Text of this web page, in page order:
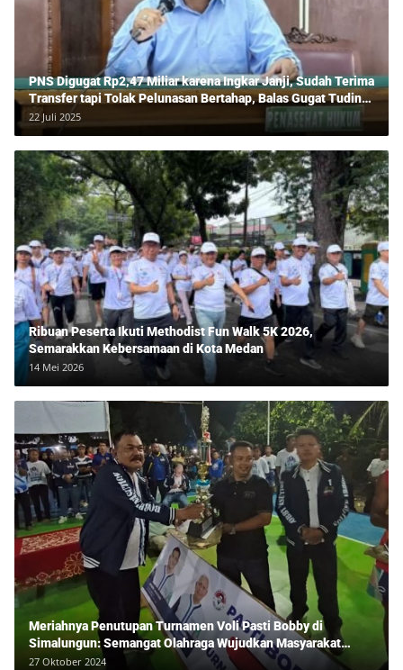
PNS Digugat Rp2,47 Miliar karena Ingkar Janji, Sudah Terima
Transfer tapi Tolak Pelunasan Bertahap, Balas Gugat Tuding
Lawan Tipu Rp850 Juta
22 Juli 2025
Ribuan Peserta Ikuti Methodist Fun Walk 5K 2026,
Semarakkan Kebersamaan di Kota Medan
14 Mei 2026
Meriahnya Penutupan Turnamen Voli Pasti Bobby di
Simalungun: Semangat Olahraga Wujudkan Masyarakat
Sehat Bersama Erwan Rozadi dan Ribuan Penonton!
27 Oktober 2024